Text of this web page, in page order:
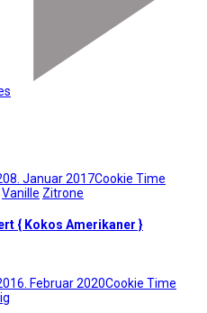
8. Januar 2017Cookie Time
Vanille Zitrone
{ Kokos Amerikaner }
16. Februar 2020Cookie Time